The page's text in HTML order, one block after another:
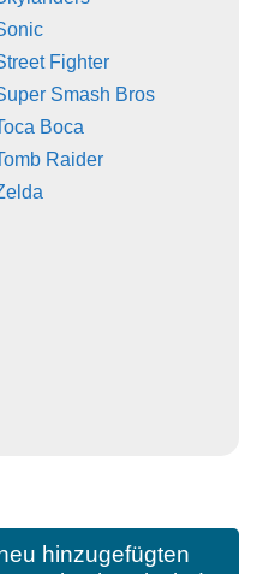
Fighter
Smash Bros
Boca
Raider
hinzugefügten